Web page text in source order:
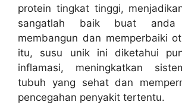
protein tingkat tinggi,
sangatlah baik buat
membangun dan memperbaiki
itu, susu unik ini diketahui
inflamasi, meningkatkan
tubuh yang sehat dan
pencegahan penyakit tertentu.